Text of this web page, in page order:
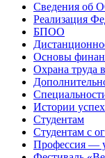
Сведения об
Реализация
БПОО
Основы
Охрана труда
Истории
Студентам
Студентам с
Профессия —